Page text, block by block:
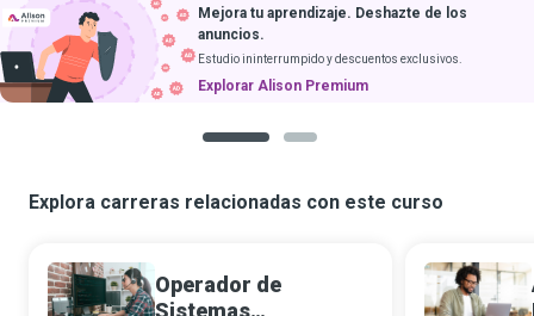
Mejora tu aprendizaje. Deshazte de los
anuncios.
Estudio ininterrumpido y descuentos exclusivos.
Explorar Alison Premium
Explora carreras relacionadas con este curso
Operador de
Sistemas